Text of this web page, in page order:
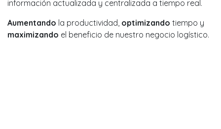
información actualizada y centralizada a tiempo real.
Aumentando la productividad, optimizando tiempo y
maximizando el beneficio de nuestro negocio logístico.